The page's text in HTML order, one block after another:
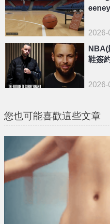
2026-
NBA(
鞋簽
2026-
您也可能喜歡這些文章